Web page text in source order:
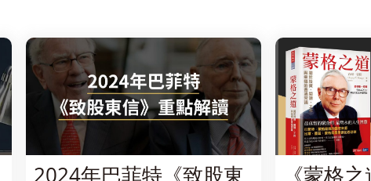
2024年巴菲特《致股東
《蒙格